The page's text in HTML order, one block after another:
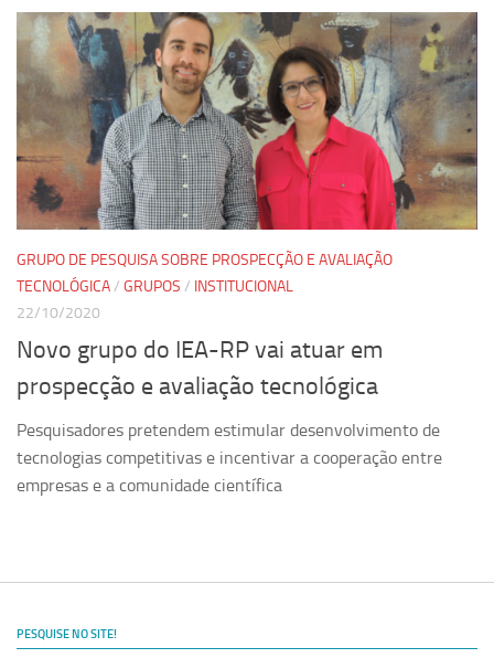
GRUPO DE PESQUISA SOBRE PROSPECÇÃO E AVALIAÇÃO
TECNOLÓGICA/ GRUPOS / INSTITUCIONAL
22/10/2020
Novo grupo do IEA-RP vai atuar em
prospecção e avaliação tecnológica
Pesquisadores pretendem estimular desenvolvimento de
tecnologias competitivas e incentivar a cooperação entre
empresas e a comunidade científica
PESQUISE NO SITE!